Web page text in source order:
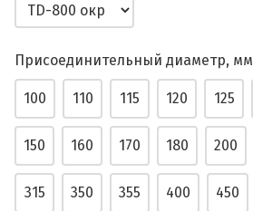
Присоединительный диаметр, мм
100 110 115 120 125
150 160 170 180 200
315 350 355 400 450